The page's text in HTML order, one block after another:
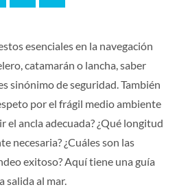
esenciales en la navegación
catamarán o lancha, saber
sinónimo de seguridad. También
por el frágil medio ambiente
el ancla adecuada? ¿Qué longitud
necesaria? ¿Cuáles son las
exitoso? Aquí tiene una guía
salida al mar.